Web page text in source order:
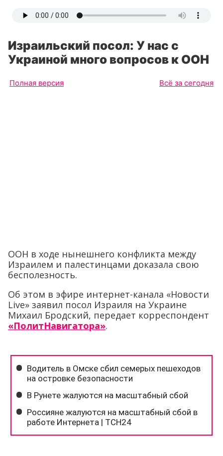
Израильский посол: У нас с
Украиной много вопросов к ООН
Полная версия Всё за сегодня
ООН в ходе нынешнего конфликта между
Израилем и палестинцами доказала свою
бесполезность.
Об этом в эфире интернет-канала «Новости
Livе» заявил посол Израиля на Украине
Михаил Бродский, передает корреспондент
«ПолитНавигатора».